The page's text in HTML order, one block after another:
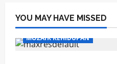
YOU MAY HAVE MISSED
MOZAIK KEHIDUPAN